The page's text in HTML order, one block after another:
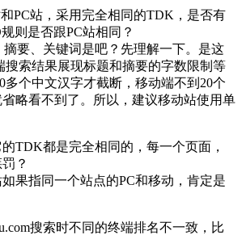
PC站，采用完全相同的TDK，是否有
则是否跟PC站相同？
要、关键词是吧？先理解一下。是这
搜索结果展现标题和摘要的字数限制等
多个中文汉字才截断，移动端不到20个
略看不到了。所以，建议移动站使用单
TDK都是完全相同的，每一个页面，
？
果指同一个站点的PC和移动，肯定是
搜索时不同的终端排名不一致，比